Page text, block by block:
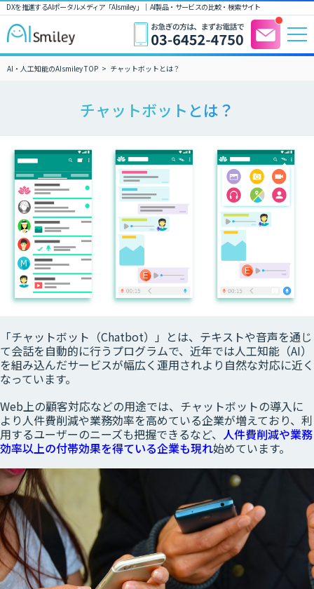
DXを推進するAIポータルメディア「AIsmiley」｜ AI製品・サービスの比較・検索サイト
AI・人工知能のAIsmiley TOP チャットボットとは？
チャットボットとは？
「チャットボット（Chatbot）」とは、テキストや音声を通じ
て会話を自動的に行うプログラムで、近年では人工知能（AI）
を組み込んだサービスが幅広く運用されより自然な対応に近く
なっています。
Web上の顧客対応などの用途では、チャットボットの導入に
より人件費削減や業務効率を高めている企業が増えており、利
用するユーザーのニーズも把握できるなど、 人件費削減や業務
効率以上の付帯効果を得ている企業も現れ始めています。